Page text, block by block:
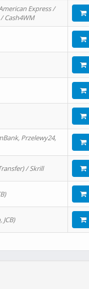
Express /
Cash4WM
Przelewy24,
/ Skrill